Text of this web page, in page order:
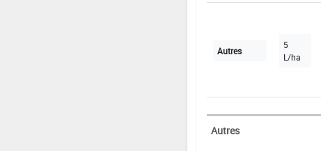
Autres
5
L/ha
Autres